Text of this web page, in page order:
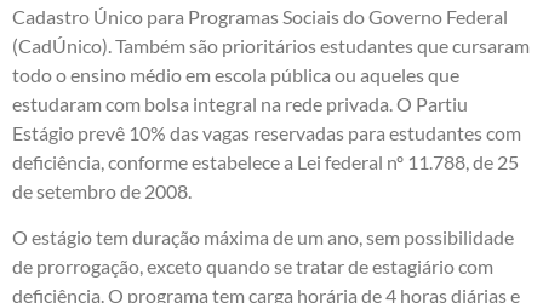
Cadastro Único para Programas Sociais do Governo Federal
(CadÚnico). Também são prioritários estudantes que cursaram
todo o ensino médio em escola pública ou aqueles que
estudaram com bolsa integral na rede privada. O Partiu
Estágio prevê 10% das vagas reservadas para estudantes com
deficiência, conforme estabelece a Lei federal nº 11.788, de 25
de setembro de 2008.
O estágio tem duração máxima de um ano, sem possibilidade
de prorrogação, exceto quando se tratar de estagiário com
deficiência. O programa tem carga horária de 4 horas diárias e